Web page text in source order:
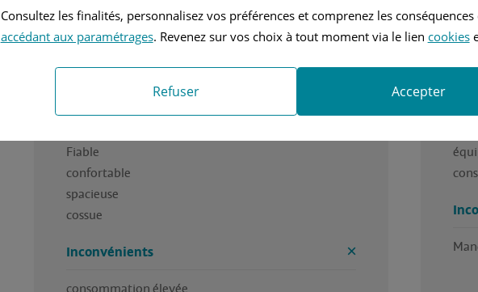
Semi Automatique 2.1L - 136 ch
Avantages
Fiable
confortable
spacieuse
cossue
Inconvénients
consommation élevée
Consultez les finalités, personnalisez vos préférences et comprenez les
accédant aux paramétrages. Revenez sur vos choix à tout moment via le lien cookies
Refuser Accepter